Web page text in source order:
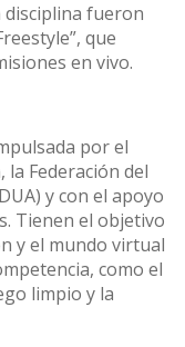
fueron
que
en vivo.
por el
la Federación del
y con el apoyo
Tienen el objetivo
y el mundo virtual
como el
limpio y la